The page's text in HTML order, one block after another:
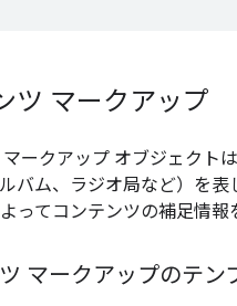
ツ マークアップ
マークアップ オブジェクト
ルバム、ラジオ局など）を
ってコンテンツの補足情報
ツ マークアップのテン